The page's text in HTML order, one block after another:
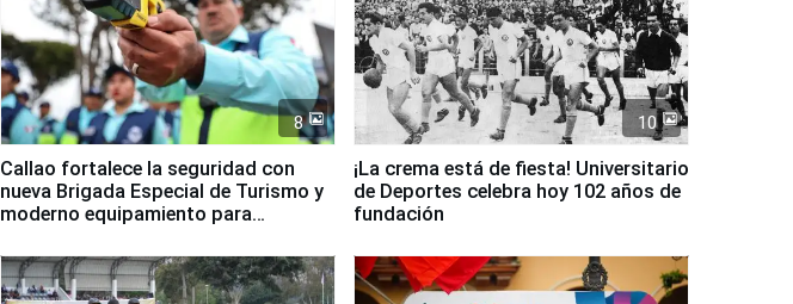
8
Callao fortalece la seguridad con
nueva Brigada Especial de Turismo y
moderno equipamiento para
10
¡La crema está de fiesta! Universitario
de Deportes celebra hoy 102 años de
fundación